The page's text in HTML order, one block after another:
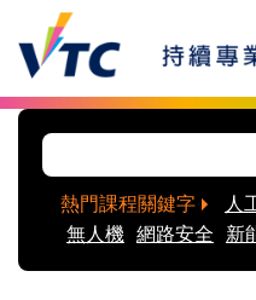
Skip to main content
熱門課程關鍵字 人
無人機 網路安全 新